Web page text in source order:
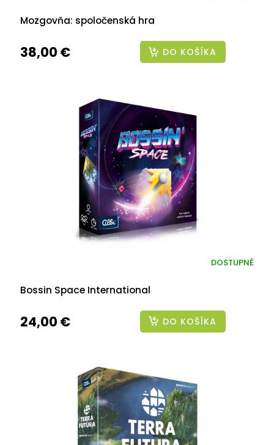
Mozgovňa: spoločenská hra
38,00 € DO KOŠÍKA
Bossin Space International
DOSTUPNÉ
24,00 € DO KOŠÍKA